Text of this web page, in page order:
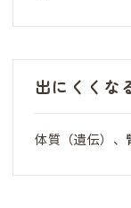
出にくくな
体質（遺伝）、